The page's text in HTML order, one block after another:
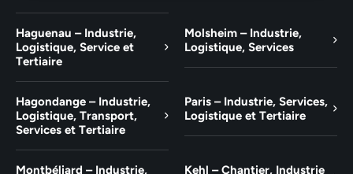
Haguenau – Industrie,
Logistique, Service et
Tertiaire
Molsheim – Industrie,
Logistique, Services
Hagondange – Industrie,
Logistique, Transport,
Services et Tertiaire
Paris – Industrie, Services,
Logistique et Tertiaire
Montbéliard – Industrie,
Kehl – Chantier, Industrie